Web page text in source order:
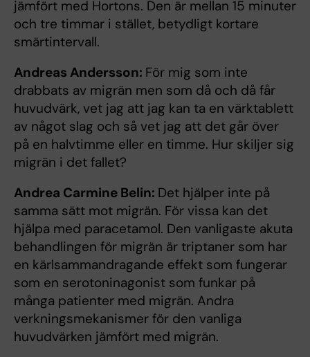
jämfört med Hortons. Den är mellan 15 minuter
och tre timmar i stället, betydligt kortare
smärtintervall.
Andreas Andersson: För mig som inte
drabbats av migrän men som då och då får
huvudvärk, vet jag att jag kan ta en värktablett
av något slag och så vet jag att det går över
på en halvtimme eller en timme. Hur skiljer sig
migrän i det fallet?
Andrea Carmine Belin: Det hjälper inte på
samma sätt mot migrän. För vissa kan det
hjälpa med paracetamol. Den vanligaste akuta
behandlingen för migrän är triptaner som har
en kärlsammandragande effekt som fungerar
som en serotoninagonist som funkar på
många patienter med migrän. Andra
verkningsmekanismer för den vanliga
huvudvärken jämfört med migrän.